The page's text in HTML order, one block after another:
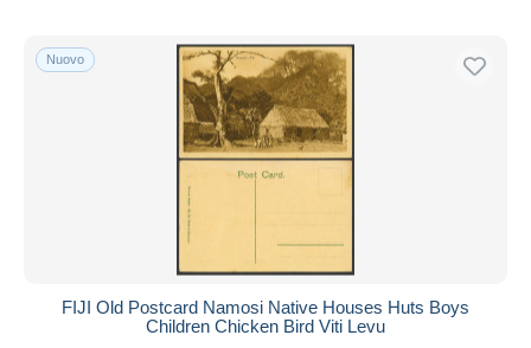
Nuovo
FIJI Old Postcard Namosi Native Houses Huts Boys
Children Chicken Bird Viti Levu